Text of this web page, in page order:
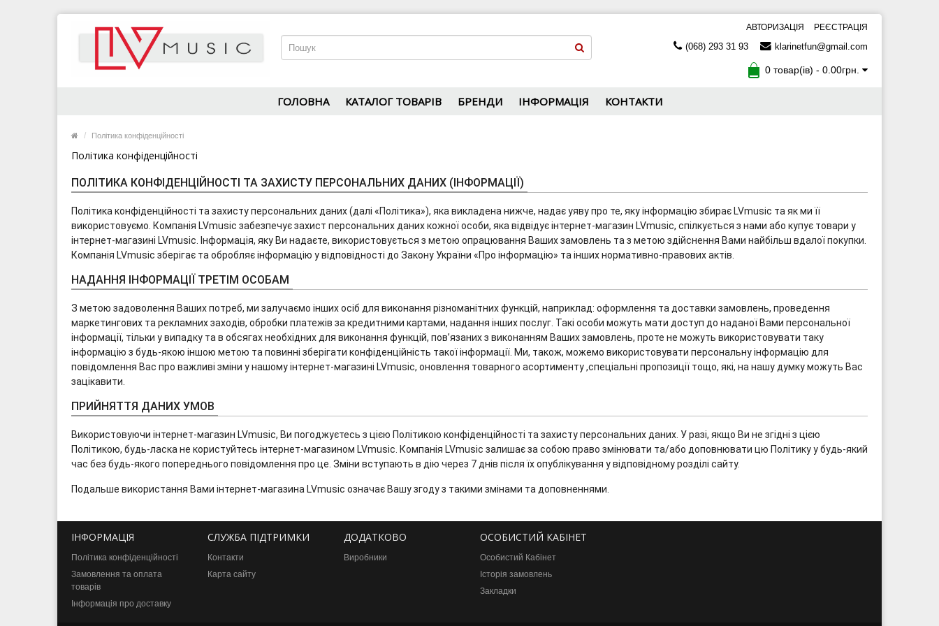
АВТОРИЗАЦІЯ РЕЄСТРАЦІЯ
(068) 293 31 93 klarinetfun@gmail.com
0 товар(ів) - 0.00грн.
ГОЛОВНА КАТАЛОГ ТОВАРІВ БРЕНДИ ІНФОРМАЦІЯ КОНТАКТИ
Політика конфіденційності
Політика конфіденційності
ПОЛІТИКА КОНФІДЕНЦІЙНОСТІ ТА ЗАХИСТУ ПЕРСОНАЛЬНИХ ДАНИХ (ІНФОРМАЦІЇ)
Політика конфіденційності та захисту персональних даних (далі «Політика»), яка викладена нижче, надає уяву про те, яку інформацію збирає LVmusic та як ми її
використовуємо. Компанія LVmusic забезпечує захист персональних даних кожної особи, яка відвідує інтернет-магазин LVmusic, спілкується з нами або купує товари у
інтернет-магазині LVmusic. Інформація, яку Ви надаєте, використовується з метою опрацювання Ваших замовлень та з метою здійснення Вами найбільш вдалої покупки.
Компанія LVmusic зберігає та обробляє інформацію у відповідності до Закону України «Про інформацію» та інших нормативно-правових актів.
НАДАННЯ ІНФОРМАЦІЇ ТРЕТІМ ОСОБАМ
З метою задоволення Ваших потреб, ми залучаємо інших осіб для виконання різноманітних функцій, наприклад: оформлення та доставки замовлень, проведення
маркетингових та рекламних заходів, обробки платежів за кредитними картами, надання інших послуг. Такі особи можуть мати доступ до наданої Вами персональної
інформації, тільки у випадку та в обсягах необхідних для виконання функцій, пов’язаних з виконанням Ваших замовлень, проте не можуть використовувати таку
інформацію з будь-якою іншою метою та повинні зберігати конфіденційність такої інформації. Ми, також, можемо використовувати персональну інформацію для
повідомлення Вас про важливі зміни у нашому інтернет-магазині LVmusic, оновлення товарного асортименту ,спеціальні пропозиції тощо, які, на нашу думку можуть Вас
зацікавити.
ПРИЙНЯТТЯ ДАНИХ УМОВ
Використовуючи інтернет-магазин LVmusic, Ви погоджуєтесь з цією Політикою конфіденційності та захисту персональних даних. У разі, якщо Ви не згідні з цією
Політикою, будь-ласка не користуйтесь інтернет-магазином LVmusic. Компанія LVmusic залишає за собою право змінювати та/або доповнювати цю Політику у будь-який
час без будь-якого попереднього повідомлення про це. Зміни вступають в дію через 7 днів після їх опублікування у відповідному розділі сайту.
Подальше використання Вами інтернет-магазина LVmusic означає Вашу згоду з такими змінами та доповненнями.
ІНФОРМАЦІЯ
Політика конфіденційності
Замовлення та оплата
товарів
Інформація про доставку
СЛУЖБА ПІДТРИМКИ
Контакти
Карта сайту
ДОДАТКОВО
Виробники
ОСОБИСТИЙ КАБІНЕТ
Особистий Кабінет
Історія замовлень
Закладки